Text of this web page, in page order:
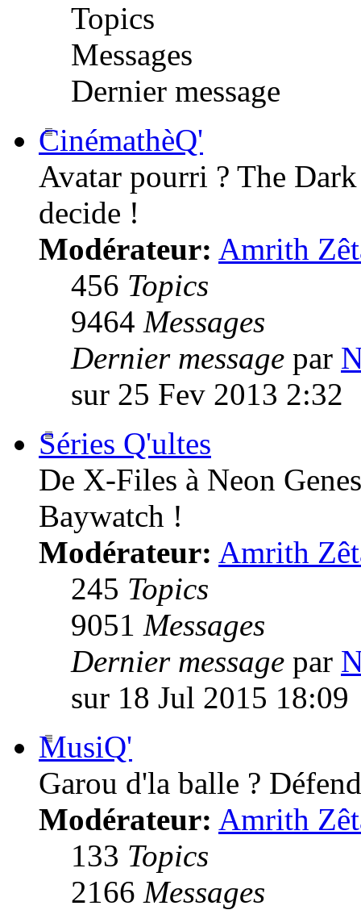
Topics
Messages
Dernier message
CinémathèQ'
Avatar pourri ? The
decide !
Modérateur: Amrith
456 Topics
9464 Messages
Dernier message par
sur 25 Fev 2013 2:32
Séries Q'ultes
De X-Files à Neon
Baywatch !
Modérateur: Amrith
245 Topics
9051 Messages
Dernier message par
sur 18 Jul 2015 18:09
MusiQ'
Garou d'la balle ?
Modérateur: Amrith
133 Topics
2166 Messages